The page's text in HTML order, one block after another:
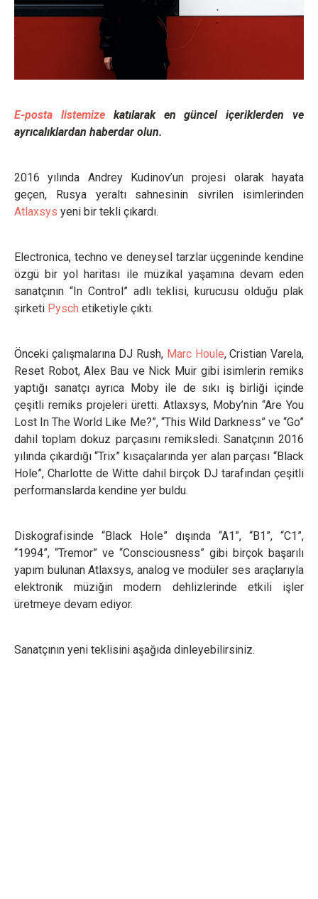
E-posta listemizekatılarak en güncel içeriklerden ve
ayrıcalıklardan haberdar olun.
2016 yılında Andrey Kudinov’un projesi olarak hayata
geçen, Rusya yeraltı sahnesinin sivrilen isimlerinden
Atlaxsys yeni bir tekli çıkardı.
Electronica, techno ve deneysel tarzlar üçgeninde kendine
özgü bir yol haritası ile müzikal yaşamına devam eden
sanatçının “In Control” adlı teklisi, kurucusu olduğu plak
şirketi Pysch etiketiyle çıktı.
Önceki çalışmalarına DJ Rush, Marc Houle, Cristian Varela,
Reset Robot, Alex Bau ve Nick Muir gibi isimlerin remiks
yaptığı sanatçı ayrıca Moby ile de sıkı iş birliği içinde
çeşitli remiks projeleri üretti. Atlaxsys, Moby’nin “Are You
Lost In The World Like Me?”, “This Wild Darkness” ve “Go”
dahil toplam dokuz parçasını remiksledi. Sanatçının 2016
yılında çıkardığı “Trix” kısaçalarında yer alan parçası “Black
Hole”, Charlotte de Witte dahil birçok DJ tarafından çeşitli
performanslarda kendine yer buldu.
Diskografisinde “Black Hole” dışında “A1”, “B1”, “C1”,
“1994”, “Tremor” ve “Consciousness” gibi birçok başarılı
yapım bulunan Atlaxsys, analog ve modüler ses araçlarıyla
elektronik müziğin modern dehlizlerinde etkili işler
üretmeye devam ediyor.
Sanatçının yeni teklisini aşağıda dinleyebilirsiniz.